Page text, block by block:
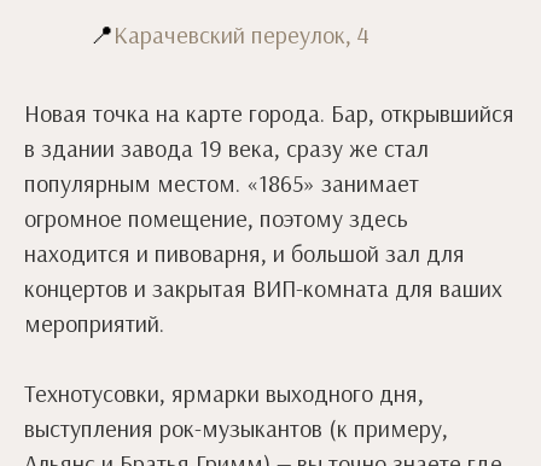
📍Карачевский переулок, 4
Новая точка на карте города. Бар, открывшийся
в здании завода 19 века, сразу же стал
популярным местом. «1865» занимает
огромное помещение, поэтому здесь
находится и пивоварня, и большой зал для
концертов и закрытая ВИП-комната для ваших
мероприятий.
Технотусовки, ярмарки выходного дня,
выступления рок-музыкантов (к примеру,